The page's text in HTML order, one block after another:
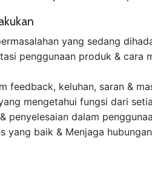
yang sedang
penggunaan produk & cara
feedback, keluhan, saran &
mengetahui fungsi dari
penyelesaian dalam
yang baik & Menjaga